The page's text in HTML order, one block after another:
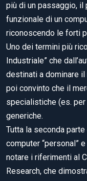
più di un passaggio, il
funzionale di un
riconoscendo le forti
Uno dei termini più
Industriale” che
destinati a dominare
poi convinto che il
specialistiche (es.
generiche.
Tutta la seconda
computer “personal”
notare i riferimenti al
Research, che